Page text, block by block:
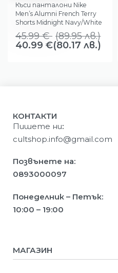
Къси панталони Nike
Men’s Alumni French Terry
Shorts Midnight Navy/White
45.99€ (89.95лв.)
40.99 €(80.17 лв.)
КОНТАКТИ
Пишете ни:
cultshop.info@gmail.com
Позвънете на:
0893000097
Понеделник – Петък:
10:00 – 19:00
МАГАЗИН